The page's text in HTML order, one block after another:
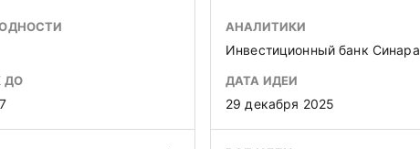
ДО
АНАЛИТИКИ
Инвестиционный банк Синара
ДАТА ИДЕИ
29 декабря 2025